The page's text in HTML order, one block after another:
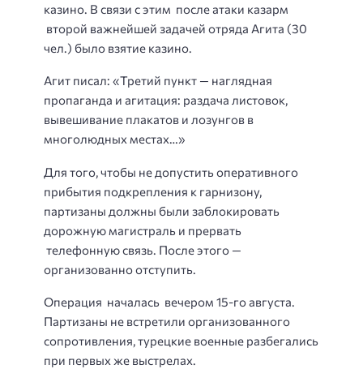
казино. В связи с этим после атаки казарм
второй важнейшей задачей отряда Агита (30
чел.) было взятие казино.
Агит писал: «Третий пункт — наглядная
пропаганда и агитация: раздача листовок,
вывешивание плакатов и лозунгов в
многолюдных местах…»
Для того, чтобы не допустить оперативного
прибытия подкрепления к гарнизону,
партизаны должны были заблокировать
дорожную магистраль и прервать
телефонную связь. После этого —
организованно отступить.
Операция началась вечером 15-го августа.
Партизаны не встретили организованного
сопротивления, турецкие военные разбегались
при первых же выстрелах.